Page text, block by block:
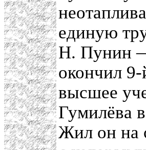
единую
Н. Пунин —
окончил
высшее
Гумилёва
Жил он на